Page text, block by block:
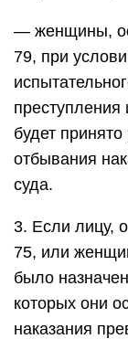
— женщины,
79, при
преступления
будет
отбывания
суда.
3. Если лицу,
75, или
было
которых они
наказания